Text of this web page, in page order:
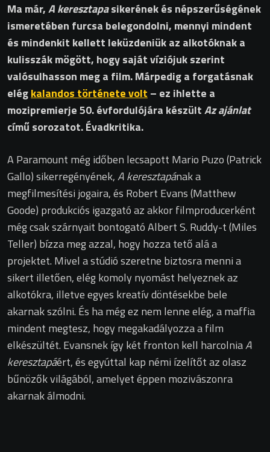
Ma már,A keresztapasikerének és népszerűségének
ismeretében furcsa belegondolni, mennyi mindent
és mindenkit kellett leküzdeniük az alkotóknak a
kulisszák mögött, hogy saját víziójuk szerint
valósulhasson meg a film. Márpedig a forgatásnak
elégkalandos története volt – ez ihlette a
mozipremierje 50. évfordulójára készültAz ajánlat
című sorozatot. Évadkritika.
A Paramount még időben lecsapott Mario Puzo (Patrick
Gallo) sikerregényének,A keresztapának a
megfilmesítési jogaira, és Robert Evans (Matthew
Goode) produkciós igazgató az akkor filmproducerként
még csak szárnyait bontogató Albert S. Ruddy-t (Miles
Teller) bízza meg azzal, hogy hozza tető alá a
projektet. Mivel a stúdió szeretne biztosra menni a
sikert illetően, elég komoly nyomást helyeznek az
alkotókra, illetve egyes kreatív döntésekbe bele
akarnak szólni. És ha még ez nem lenne elég, a maffia
mindent megtesz, hogy megakadályozza a film
elkészültét. Evansnek így két fronton kell harcolniaA
keresztapáért, és egyúttal kap némi ízelítőt az olasz
bűnözők világából, amelyet éppen mozivászonra
akarnak álmodni.